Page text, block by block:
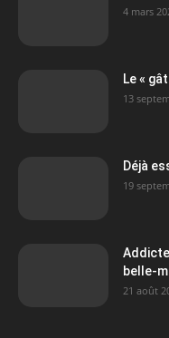
4 mars
Le «
13
Déjà
19
belle-
21 août